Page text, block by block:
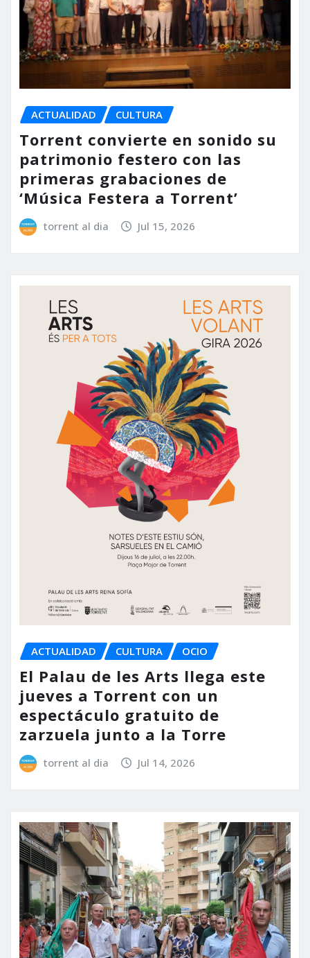
ACTUALIDAD CULTURA
Torrent convierte en sonido su
patrimonio festero con las
primeras grabaciones de
‘Música Festera a Torrent’
torrent al dia Jul 15, 2026
ACTUALIDAD CULTURA OCIO
El Palau de les Arts llega este
jueves a Torrent con un
espectáculo gratuito de
zarzuela junto a la Torre
torrent al dia Jul 14, 2026